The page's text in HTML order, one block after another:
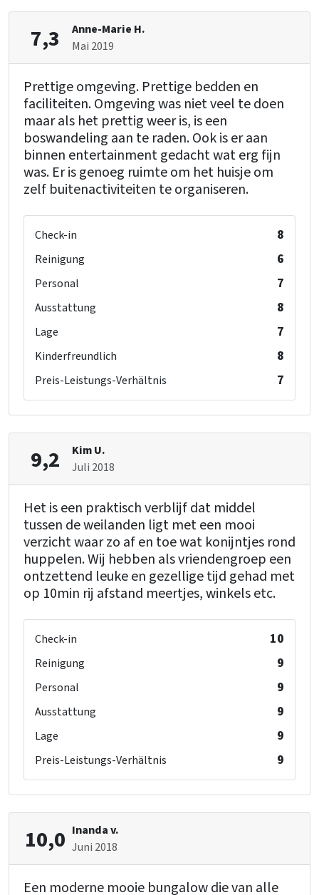
7,3
Anne-Marie H.
Mai 2019
Prettige omgeving. Prettige bedden en
faciliteiten. Omgeving was niet veel te doen
maar als het prettig weer is, is een
boswandeling aan te raden. Ook is er aan
binnen entertainment gedacht wat erg fijn
was. Er is genoeg ruimte om het huisje om
zelf buitenactiviteiten te organiseren.
Check-in 8
Reinigung 6
Personal 7
Ausstattung 8
Lage 7
Kinderfreundlich 8
Preis-Leistungs-Verhältnis 7
9,2
Kim U.
Juli 2018
Het is een praktisch verblijf dat middel
tussen de weilanden ligt met een mooi
verzicht waar zo af en toe wat konijntjes rond
huppelen. Wij hebben als vriendengroep een
ontzettend leuke en gezellige tijd gehad met
op 10min rij afstand meertjes, winkels etc.
Check-in 10
Reinigung 9
Personal 9
Ausstattung 9
Lage 9
Preis-Leistungs-Verhältnis 9
10,0 Inanda v.
Juni 2018
Een moderne mooie bungalow die van alle